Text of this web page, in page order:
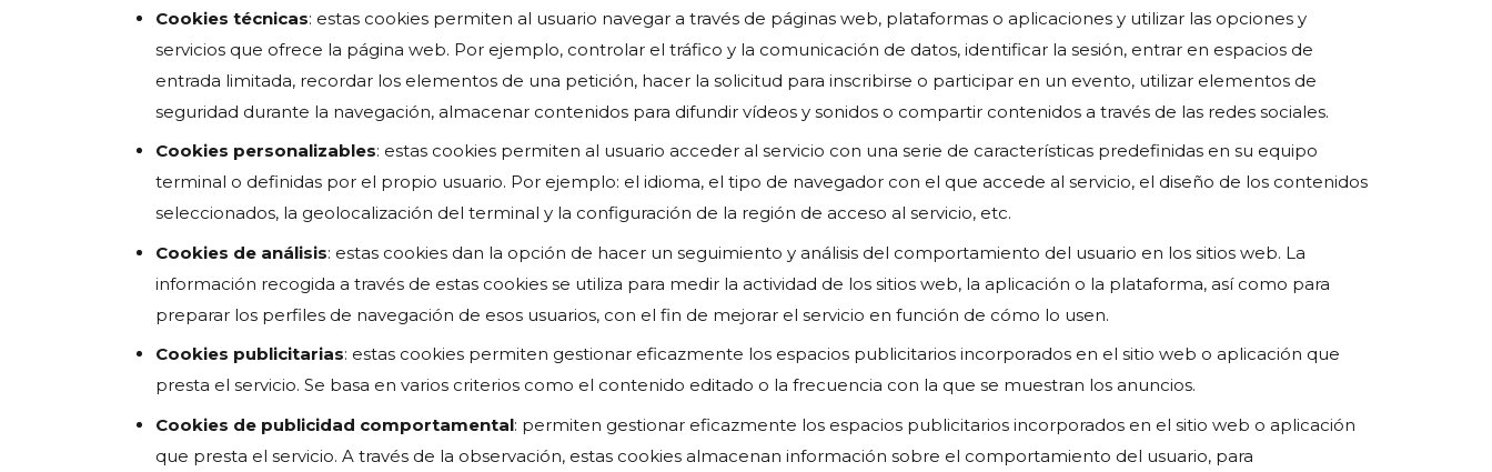
Cookies técnicas: estas cookies permiten al usuario navegar a través de páginas web, plataformas o aplicaciones y utilizar las opciones y
servicios que ofrece la página web. Por ejemplo, controlar el tráfico y la comunicación de datos, identificar la sesión, entrar en espacios de
entrada limitada, recordar los elementos de una petición, hacer la solicitud para inscribirse o participar en un evento, utilizar elementos de
seguridad durante la navegación, almacenar contenidos para difundir vídeos y sonidos o compartir contenidos a través de las redes sociales.
Cookies personalizables: estas cookies permiten al usuario acceder al servicio con una serie de características predefinidas en su equipo
terminal o definidas por el propio usuario. Por ejemplo: el idioma, el tipo de navegador con el que accede al servicio, el diseño de los contenidos
seleccionados, la geolocalización del terminal y la configuración de la región de acceso al servicio, etc.
Cookies de análisis: estas cookies dan la opción de hacer un seguimiento y análisis del comportamiento del usuario en los sitios web. La
información recogida a través de estas cookies se utiliza para medir la actividad de los sitios web, la aplicación o la plataforma, así como para
preparar los perfiles de navegación de esos usuarios, con el fin de mejorar el servicio en función de cómo lo usen.
Cookies publicitarias: estas cookies permiten gestionar eficazmente los espacios publicitarios incorporados en el sitio web o aplicación que
presta el servicio. Se basa en varios criterios como el contenido editado o la frecuencia con la que se muestran los anuncios.
Cookies de publicidad comportamental: permiten gestionar eficazmente los espacios publicitarios incorporados en el sitio web o aplicación
que presta el servicio. A través de la observación, estas cookies almacenan información sobre el comportamiento del usuario, para